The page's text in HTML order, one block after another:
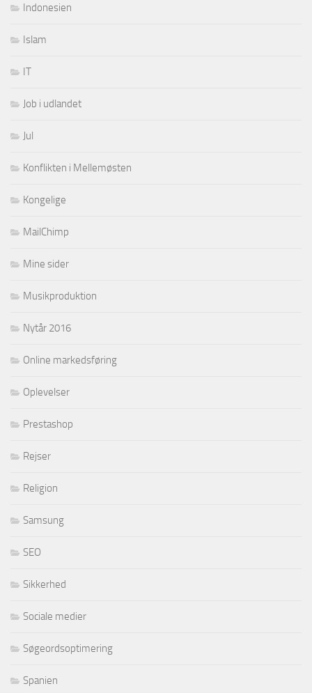
Indonesien
Islam
IT
Job i udlandet
Jul
Konflikten i Mellemøsten
Kongelige
MailChimp
Mine sider
Musikproduktion
Nytår 2016
Online markedsføring
Oplevelser
Prestashop
Rejser
Religion
Samsung
SEO
Sikkerhed
Sociale medier
Søgeordsoptimering
Spanien